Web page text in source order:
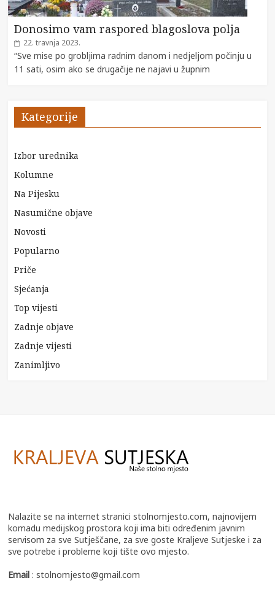
Donosimo vam raspored blagoslova polja
22. travnja 2023.
“Sve mise po grobljima radnim danom i nedjeljom počinju u
11 sati, osim ako se drugačije ne najavi u župnim
Kategorije
Izbor urednika
Kolumne
Na Pijesku
Nasumične objave
Novosti
Popularno
Priče
Sjećanja
Top vijesti
Zadnje objave
Zadnje vijesti
Zanimljivo
Nalazite se na internet stranici stolnomjesto.com, najnovijem
komadu medijskog prostora koji ima biti određenim javnim
servisom za sve Sutješčane, za sve goste Kraljeve Sutjeske i za
sve potrebe i probleme koji tište ovo mjesto.
Email: stolnomjesto@gmail.com